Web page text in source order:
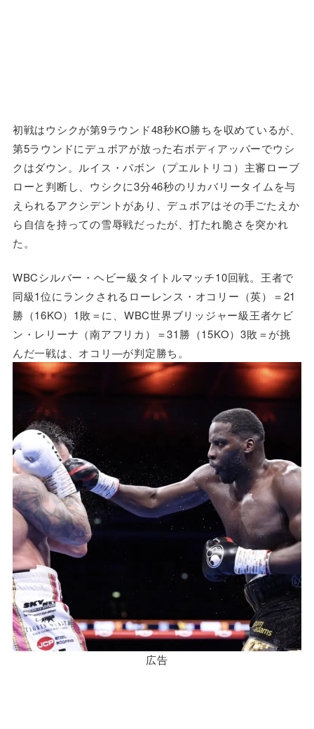
初戦はウシクが第9ラウンド48秒KO勝ちを収めているが、
第5ラウンドにデュボアが放った右ボディアッパーでウシ
クはダウン。ルイス・パボン（プエルトリコ）主審ローブ
ローと判断し、ウシクに3分46秒のリカバリータイムを与
えられるアクシデントがあり、デュボアはその手ごたえか
ら自信を持っての雪辱戦だったが、打たれ脆さを突かれ
た。
WBCシルバー・ヘビー級タイトルマッチ10回戦。王者で
同級1位にランクされるローレンス・オコリー（英）＝21
勝（16KO）1敗＝に、WBC世界ブリッジャー級王者ケビ
ン・レリーナ（南アフリカ）＝31勝（15KO）3敗＝が挑
んだ一戦は、オコリ―が判定勝ち。
広告